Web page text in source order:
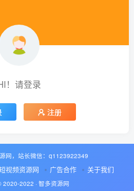
！请登录
注册
网，站长微信：q1123922349
视频资源网 广告合作 关于我们
2022 · 智多资源网